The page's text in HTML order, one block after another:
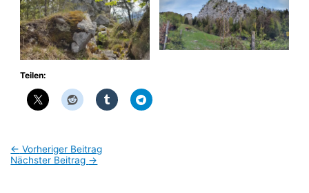
Teilen:
← Vorheriger Beitrag
Nächster Beitrag →